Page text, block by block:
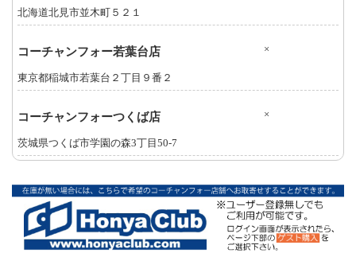
北海道北見市並木町５２１
コーチャンフォー若葉台店 ×
東京都稲城市若葉台２丁目９番２
コーチャンフォーつくば店 ×
茨城県つくば市学園の森3丁目50-7